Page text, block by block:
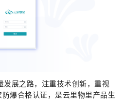
发展之路，注重技术创新，重视
爆合格认证，是云里物里产品生